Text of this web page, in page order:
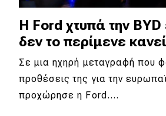
Η Ford χτυπά την BYD
δεν το περίμενε
Σε μια ηχηρή μεταγραφή που
προθέσεις της για την
προχώρησε η Ford.…